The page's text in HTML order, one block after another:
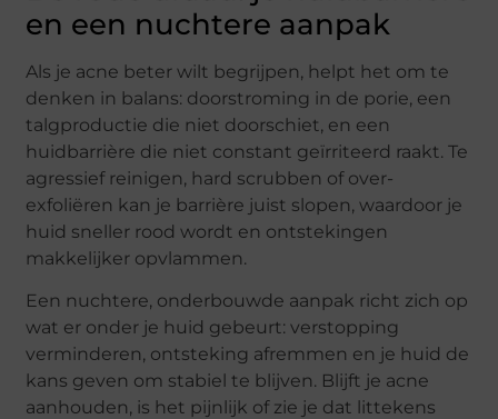
en een nuchtere aanpak
Als je acne beter wilt begrijpen, helpt het om te
denken in balans: doorstroming in de porie, een
talgproductie die niet doorschiet, en een
huidbarrière die niet constant geïrriteerd raakt. Te
agressief reinigen, hard scrubben of over-
exfoliëren kan je barrière juist slopen, waardoor je
huid sneller rood wordt en ontstekingen
makkelijker opvlammen.
Een nuchtere, onderbouwde aanpak richt zich op
wat er onder je huid gebeurt: verstopping
verminderen, ontsteking afremmen en je huid de
kans geven om stabiel te blijven. Blijft je acne
aanhouden, is het pijnlijk of zie je dat littekens